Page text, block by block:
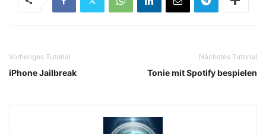
Vorheriges Tutorial
iPhone Jailbreak
Nächstes Tutorial
Tonie mit Spotify bespielen